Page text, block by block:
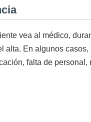
vea al médico,
alta. En algunos casos,
falta de personal,